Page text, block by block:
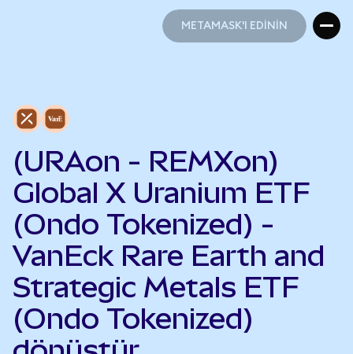
METAMASK'I EDİNİN
(URAon - REMXon)
Global X Uranium ETF
(Ondo Tokenized) -
VanEck Rare Earth and
Strategic Metals ETF
(Ondo Tokenized)